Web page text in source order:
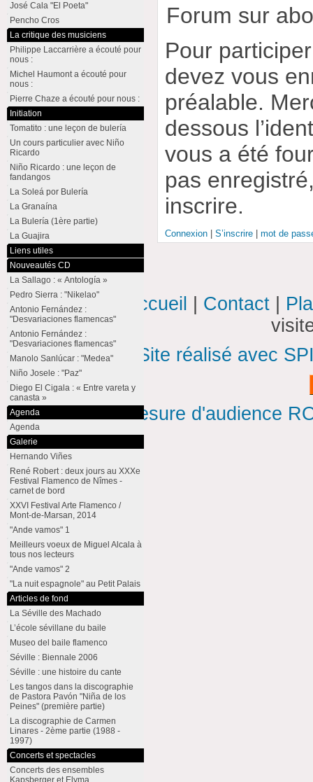
Forum sur
Pour
devez vous
préalable.
dessous
vous a été
pas
inscrire.
Connexion |S’inscrire |mot de
José Cala "El Poeta"
Pencho Cros
La critique des musiciens
Philippe Laccarrière a écouté pour
nous :
Michel Haumont a écouté pour
nous :
Pierre Chaze a écouté pour nous :
Initiation
Tomatito : une leçon de bulería
Un cours particulier avec Niño
Ricardo
Niño Ricardo : une leçon de
fandangos
La Soleá por Bulería
La Granaína
La Bulería (1ère partie)
La Guajira
Liens utiles
Nouveautés CD
La Sallago : « Antología »
Pedro Sierra : "Nikelao"
Antonio Fernández :
"Desvariaciones flamencas"
Antonio Fernández :
"Desvariaciones flamencas"
Manolo Sanlúcar : "Medea"
Niño Josele : "Paz"
Diego El Cigala : « Entre vareta y
canasta »
Agenda
Agenda
Galerie
Hernando Viñes
René Robert : deux jours au XXXe
Festival Flamenco de Nîmes -
carnet de bord
XXVI Festival Arte Flamenco /
Mont-de-Marsan, 2014
"Ande vamos" 1
Meilleurs voeux de Miguel Alcala à
tous nos lecteurs
"Ande vamos" 2
"La nuit espagnole" au Petit Palais
Articles de fond
La Séville des Machado
L’école sévillane du baile
Museo del baile flamenco
Séville : Biennale 2006
Séville : une histoire du cante
Les tangos dans la discographie
de Pastora Pavón "Niña de los
Peines" (première partie)
La discographie de Carmen
Linares - 2ème partie (1988 -
1997)
Concerts et spectacles
Concerts des ensembles
Kapsberger et Elyma
Accueil Contact
Site réalisé avec
Mesure d'audience